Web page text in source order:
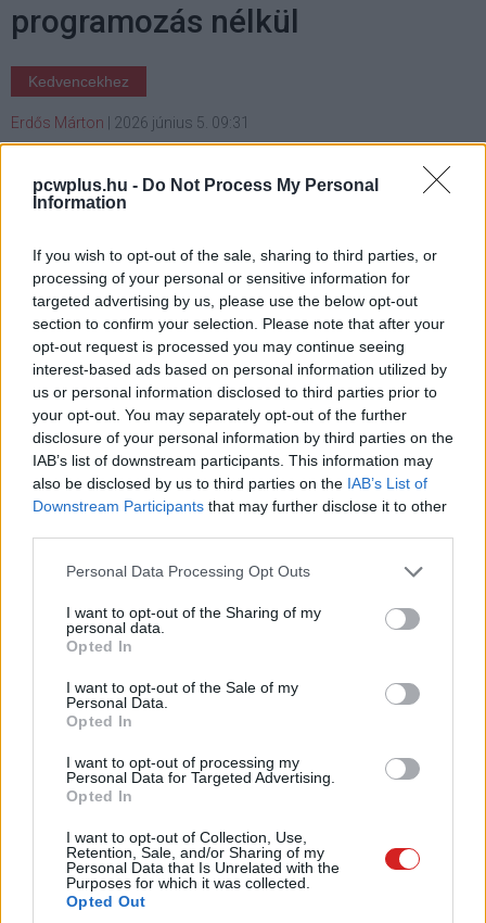
pcwplus.hu - Do Not Process My Personal
Information
If you wish to opt-out of the sale, sharing to third parties, or
processing of your personal or sensitive information for
targeted advertising by us, please use the below opt-out
section to confirm your selection. Please note that after your
opt-out request is processed you may continue seeing
interest-based ads based on personal information utilized by
us or personal information disclosed to third parties prior to
your opt-out. You may separately opt-out of the further
disclosure of your personal information by third parties on the
IAB’s list of downstream participants. This information may
also be disclosed by us to third parties on the IAB’s List of
Downstream Participants that may further disclose it to other
Please note that this website/app uses one or more Google
not limited to your visit or usage behaviour. You may click to
grant or deny consent to Google and its third-party tags to
use your data for below specified purposes in below Google
consent section.
Personal Data Processing Opt Outs
I want to opt-out of the Sharing of my
personal data.
Opted In
I want to opt-out of the Sale of my
Personal Data.
Opted In
I want to opt-out of processing my
Personal Data for Targeted Advertising.
Opted In
I want to opt-out of Collection, Use,
Retention, Sale, and/or Sharing of my
Personal Data that Is Unrelated with the
Purposes for which it was collected.
Opted Out
programozás nélkül
Kedvencekhez
Erdős Márton 2026 június 5. 09:31
A WebSite X5 Go legújabb változatával a
készíthetsz akár sablonból, ráadásul mindez a
PCW Max előfizetői számára ingyen elérhető.
Nem lesz többé olyan, hogy AI-nélküli élet - legalábbis ezt
a víziót jósolják manapság a jövőkutatók. És ahogy a
generatív mesterséges intelligencia fejlődik, úgy jelenik
meg újabb és újabb területeken, hogy totálisan átalakítsa
azt, ahogy eddig az adott feladatot végeztük. Hogy miért
kezdjük ezzel egy kreatív szoftver bemutatóját? Hát
azért, mert a weboldalak készítésénél is jelen van már az
AI, sőt, a vibe coding is. Azt, hogy ez jó-e vagy nem, nem
állapotában még laikusok számára nem javasolnánk - és
talán hozzáértők számára is csak fenntartásokkal.
Ha mégis úgy szeretnél megjelenni az Interneten, hogy
egyedi, saját igényeidre szabott weboldalt készítesz,
vagy meg kell tanulnod programozni, plusz a webdizájnt
és még számos más szakmát, vagy egy megfelelően
felszerelt szerkesztőprogramot keresni. A WebSite X5
épp egy ilyen szoftver: hagyja kibontakozni a
kreativitásodat, miközben leveszi a válladról a
programozás, paraméterezés stb. terhét. Régi motoros
PCW Max előfizetők számára már ismerős lehet a